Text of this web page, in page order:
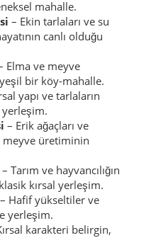
mahalle.
– Ekin tarlaları ve su
canlı olduğu
Elma ve meyve
bir köy-mahalle.
yapı ve tarlaların
– Erik ağaçları ve
meyve üretiminin
– Tarım ve hayvancılığın
kırsal yerleşim.
– Hafif yükseltiler ve
yerleşim.
karakteri belirgin,